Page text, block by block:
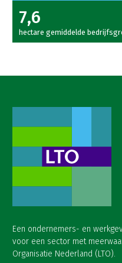
7,6
hectare gemiddelde
Een ondernemers- en
voor een sector met
Organisatie Nederland (LTO).